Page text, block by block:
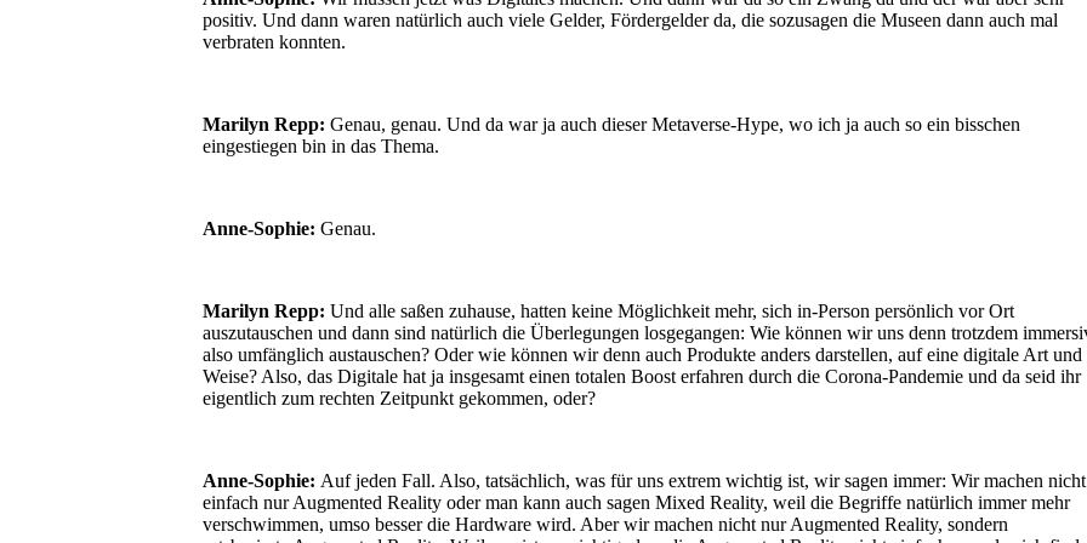
positiv. Und dann waren natürlich auch viele Gelder, Fördergelder da, die sozusagen die Museen dann auch mal
verbraten konnten.
Marilyn Repp: Genau, genau. Und da war ja auch dieser Metaverse-Hype, wo ich ja auch so ein bisschen
eingestiegen bin in das Thema.
Anne-Sophie: Genau.
Marilyn Repp: Und alle saßen zuhause, hatten keine Möglichkeit mehr, sich in-Person persönlich vor Ort
auszutauschen und dann sind natürlich die Überlegungen losgegangen: Wie können wir uns denn trotzdem
also umfänglich austauschen? Oder wie können wir denn auch Produkte anders darstellen, auf eine digitale Art und
Weise? Also, das Digitale hat ja insgesamt einen totalen Boost erfahren durch die Corona-Pandemie und da seid ihr
eigentlich zum rechten Zeitpunkt gekommen, oder?
Anne-Sophie: Auf jeden Fall. Also, tatsächlich, was für uns extrem wichtig ist, wir sagen immer: Wir machen nicht
einfach nur Augmented Reality oder man kann auch sagen Mixed Reality, weil die Begriffe natürlich immer mehr
verschwimmen, umso besser die Hardware wird. Aber wir machen nicht nur Augmented Reality, sondern